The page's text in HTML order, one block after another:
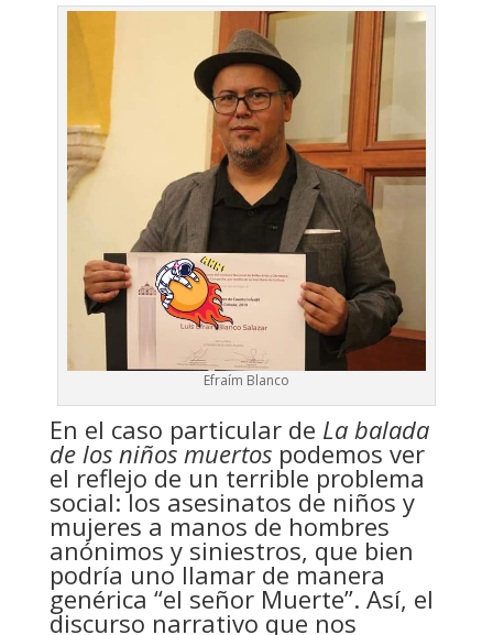
Efraím Blanco
En el caso particular de La balada
de los niños muertospodemos ver
el reflejo de un terrible problema
social: los asesinatos de niños y
mujeres a manos de hombres
anónimos y siniestros, que bien
podría uno llamar de manera
genérica “el señor Muerte”. Así, el
discurso narrativo que nos